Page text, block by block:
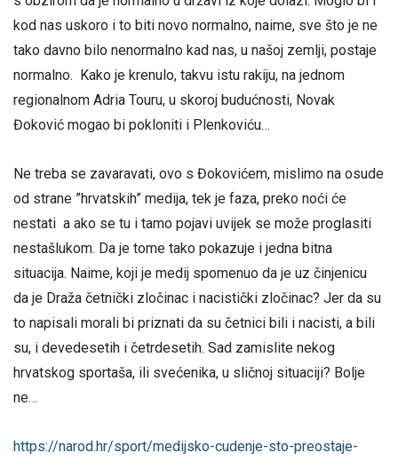
kod nas uskoro i to biti novo normalno, naime, sve što je ne
tako davno bilo nenormalno kad nas, u našoj zemlji, postaje
normalno. Kako je krenulo, takvu istu rakiju, na jednom
regionalnom Adria Touru, u skoroj budućnosti, Novak
Đoković mogao bi pokloniti i Plenkoviću…
Ne treba se zavaravati, ovo s Đokovićem, mislimo na osude
od strane ”hrvatskih” medija, tek je faza, preko noći će
nestati a ako se tu i tamo pojavi uvijek se može proglasiti
nestašlukom. Da je tome tako pokazuje i jedna bitna
situacija. Naime, koji je medij spomenuo da je uz činjenicu
da je Draža četnički zločinac i nacistički zločinac? Jer da su
to napisali morali bi priznati da su četnici bili i nacisti, a bili
su, i devedesetih i četrdesetih. Sad zamislite nekog
hrvatskog sportaša, ili svećenika, u sličnoj situaciji? Bolje
ne…
https://narod.hr/sport/medijsko-cudenje-sto-preostaje-